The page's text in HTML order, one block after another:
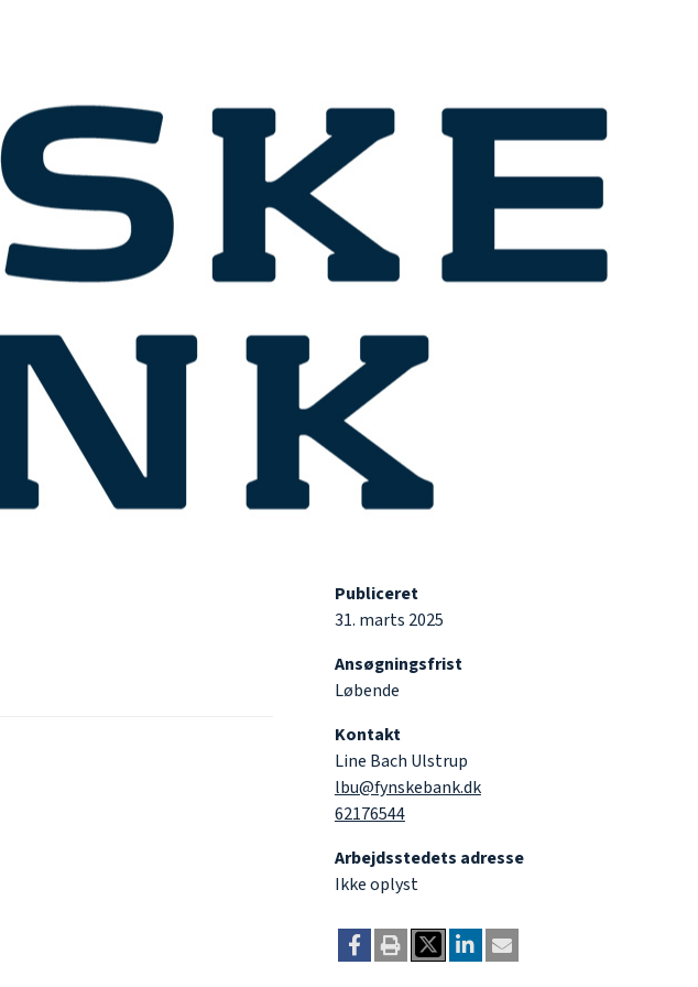
Publiceret
31. marts 2025
Ansøgningsfrist
Løbende
Kontakt
Line Bach Ulstrup
lbu@fynskebank.dk
62176544
Arbejdsstedets adresse
Ikke oplyst